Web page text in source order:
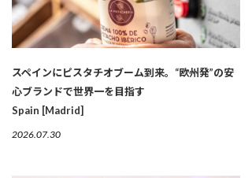
スペインにピスタチオブーム到来。“欧州発”の安
心ブランドで世界一を目指す
Spain [Madrid]
2026.07.30